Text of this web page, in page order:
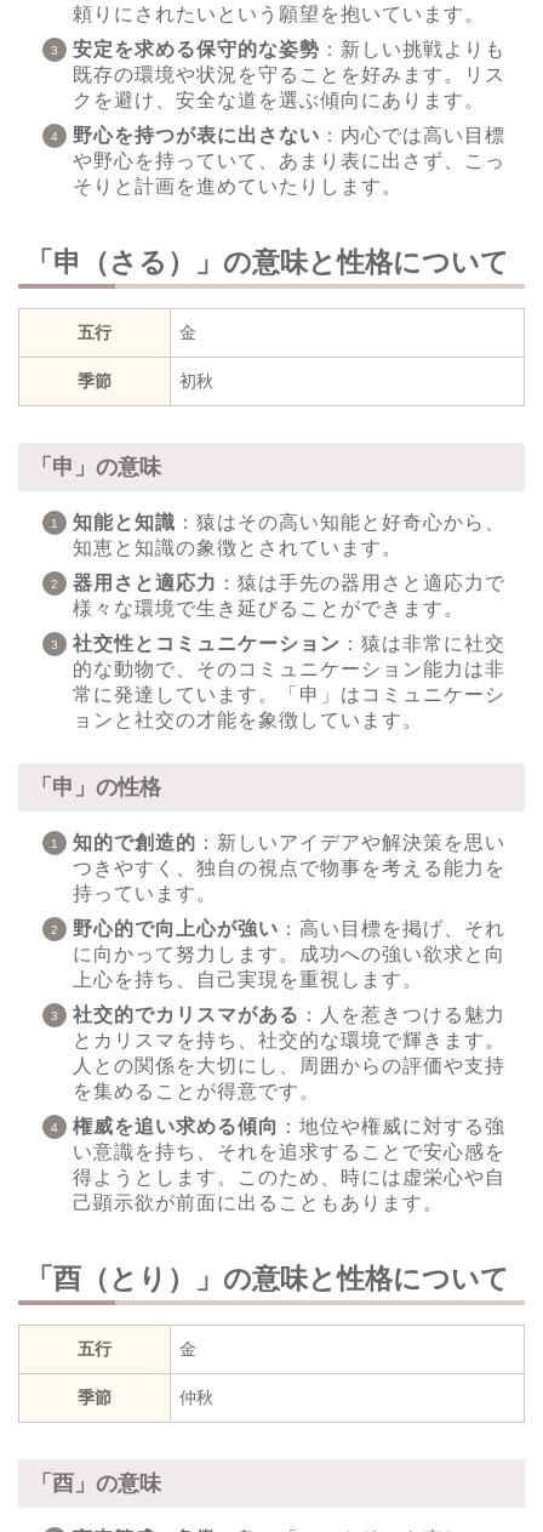
頼りにされたいという願望を抱いています。
安定を求める保守的な姿勢 ：新しい挑戦よりも
既存の環境や状況を守ることを好みます。リス
クを避け、安全な道を選ぶ傾向にあります。
野心を持つが表に出さない ：内心では高い目標
や野心を持っていて、あまり表に出さず、こっ
そりと計画を進めていたりします。
「申（さる）」の意味と性格について
五行 金
季節 初秋
「申」の意味
知能と知識 ：猿はその高い知能と好奇心から、
知恵と知識の象徴とされています。
器用さと適応力 ：猿は手先の器用さと適応力で
様々な環境で生き延びることができます。
社交性とコミュニケーション ：猿は非常に社交
的な動物で、そのコミュニケーション能力は非
常に発達しています。「申」はコミュニケーシ
ョンと社交の才能を象徴しています。
「申」の性格
知的で創造的 ：新しいアイデアや解決策を思い
つきやすく、独自の視点で物事を考える能力を
持っています。
野心的で向上心が強い ：高い目標を掲げ、それ
に向かって努力します。成功への強い欲求と向
上心を持ち、自己実現を重視します。
社交的でカリスマがある ：人を惹きつける魅力
とカリスマを持ち、社交的な環境で輝きます。
人との関係を大切にし、周囲からの評価や支持
を集めることが得意です。
権威を追い求める傾向 ：地位や権威に対する強
い意識を持ち、それを追求することで安心感を
得ようとします。このため、時には虚栄心や自
己顕示欲が前面に出ることもあります。
「酉（とり）」の意味と性格について
五行 金
季節 仲秋
「酉」の意味